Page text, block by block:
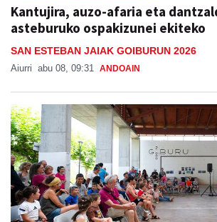
Kantujira, auzo-afaria eta
asteburuko ospakizunei ekiteko
SAN ESTEBAN JAIAK GOIBURUN 2026
Aiurri abu 08, 09:31 ANDOAIN